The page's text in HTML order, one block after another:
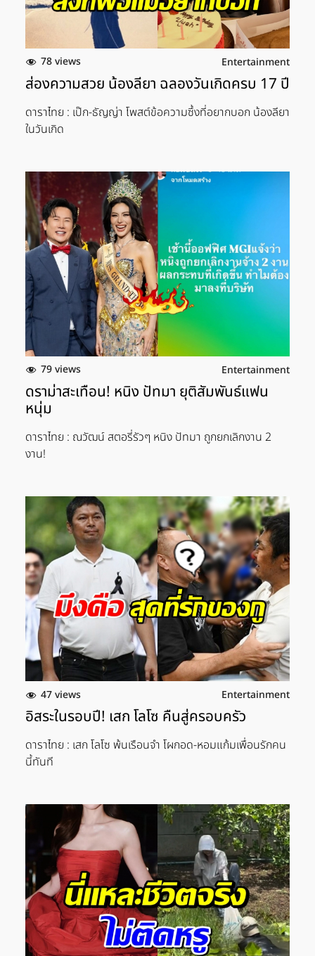
78 views Entertainment
ส่องความสวย น้องลียา ฉลองวันเกิดครบ 17 ปี
ดาราไทย : เป๊ก-ธัญญ่า โพสต์ข้อความซึ้งที่อยากบอก น้องลียา
ในวันเกิด
79 views Entertainment
ดราม่าสะเทือน! หนิง ปัทมา ยุติสัมพันธ์แฟน
หนุ่ม
ดาราไทย : ณวัฒน์ สตอรี่รัวๆ หนิง ปัทมา ถูกยกเลิกงาน 2
งาน!
47 views Entertainment
อิสระในรอบปี! เสก โลโซ คืนสู่ครอบครัว
ดาราไทย : เสก โลโซ พ้นเรือนจำ โผกอด-หอมแก้มเพื่อนรักคน
นี้ทันที